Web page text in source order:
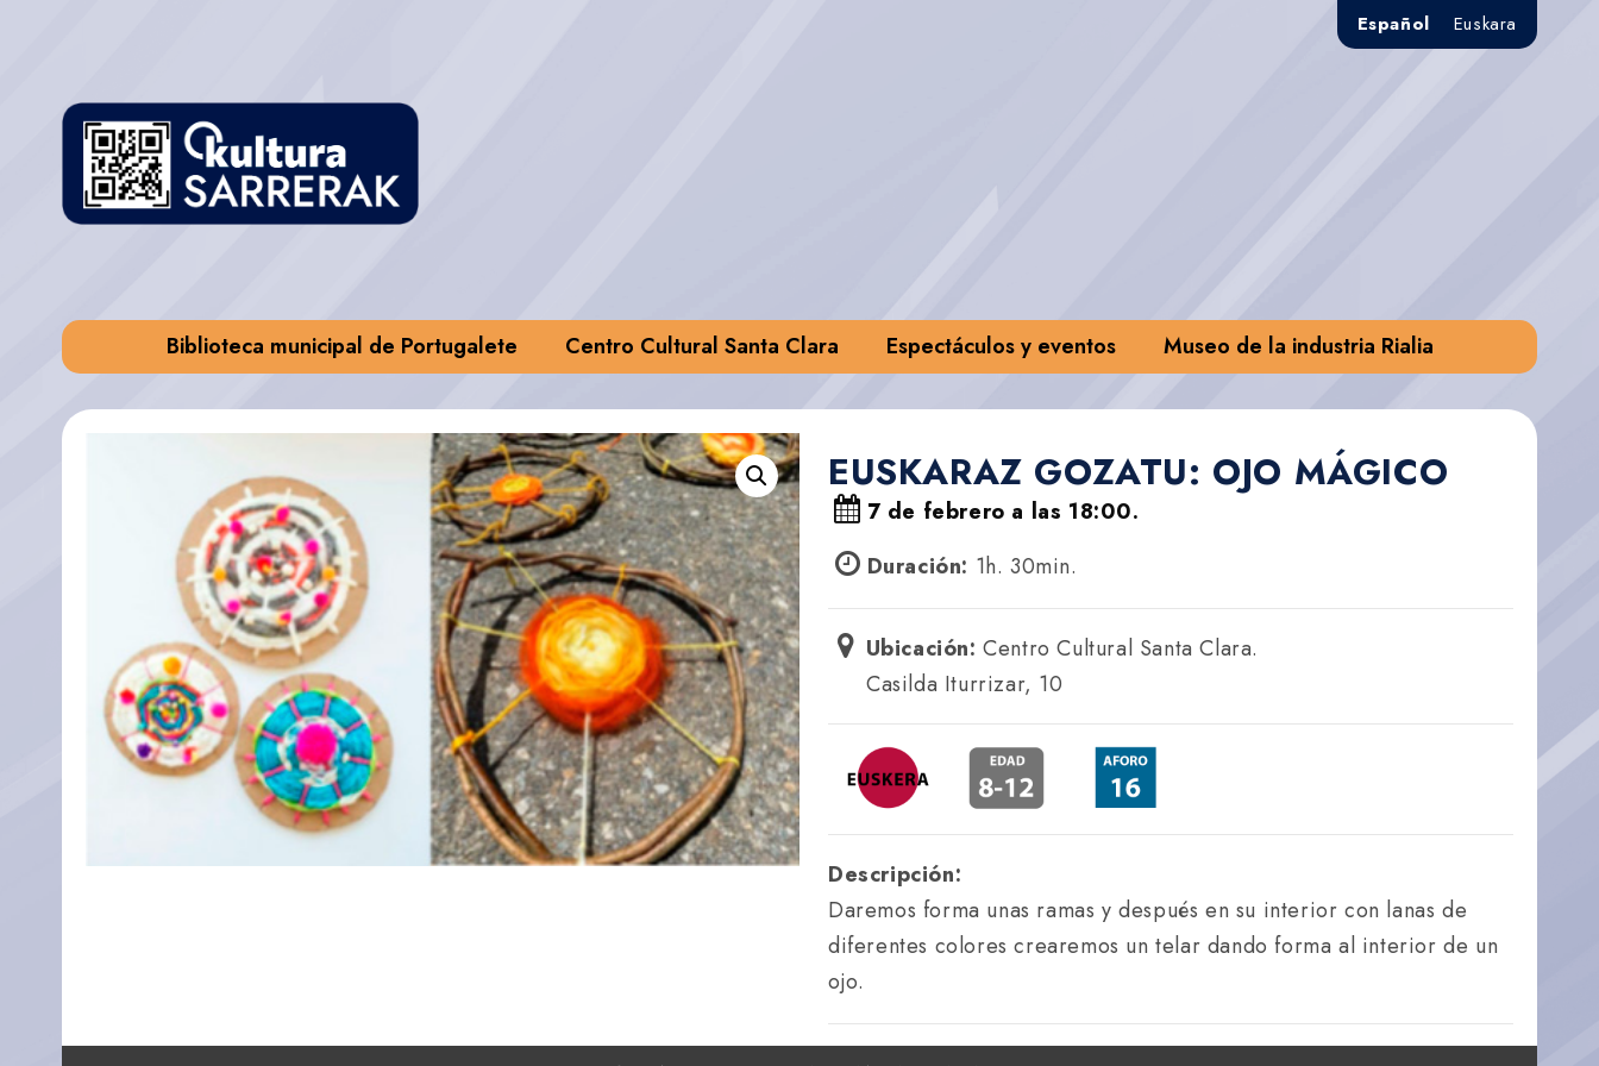
Español Euskara
Biblioteca municipal de Portugalete Centro Cultural Santa Clara Espectáculos y eventos Museo de la industria Rialia
EUSKARAZ GOZATU: OJO MÁGICO
7 de febrero a las 18:00.
Duración: 1h. 30min.
Ubicación: Centro Cultural Santa Clara.
Casilda Iturrizar, 10
Descripción:
Daremos forma unas ramas y después en su interior con lanas de
diferentes colores crearemos un telar dando forma al interior de un
ojo.